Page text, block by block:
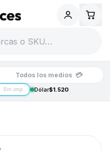
Todos los medios 💳
Sin imp. Dólar$1.520